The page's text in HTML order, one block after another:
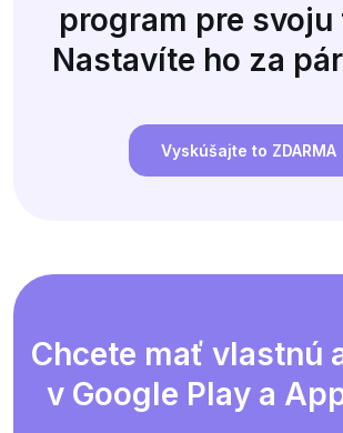
program pre
Nastavíte ho za
Vyskúšajte to ZDARMA
Chcete mať vlastnú
v Google Play a